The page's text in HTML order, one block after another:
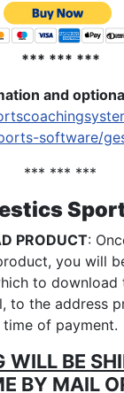
*** *** ***
and
software/
*** *** ***
PRODUCT:
you will
to download
to the address
time of payment.
WILL BE
BY MAIL